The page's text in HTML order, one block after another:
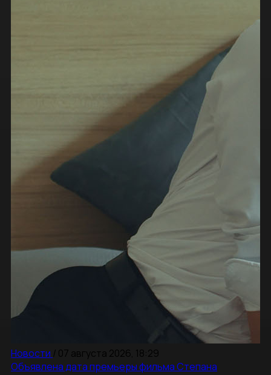
Новости / 07 августа 2026, 18:29
Объявлена дата премьеры фильма Степана